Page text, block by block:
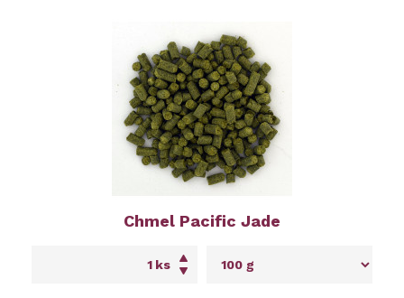
Chmel Pacific Jade
ks